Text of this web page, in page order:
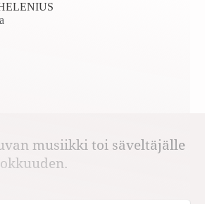
musiikki toi säveltäjälle